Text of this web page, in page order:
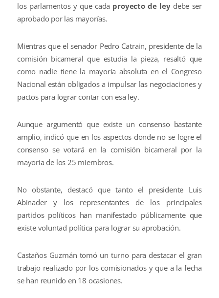
los parlamentos y que cada proyecto de leydebe ser
aprobado por las mayorías.
Mientras que el senador Pedro Catrain, presidente de la
comisión bicameral que estudia la pieza, resaltó que
como nadie tiene la mayoría absoluta en el Congreso
Nacional están obligados a impulsar las negociaciones y
pactos para lograr contar con esa ley.
Aunque argumentó que existe un consenso bastante
amplio, indicó que en los aspectos donde no se logre el
consenso se votará en la comisión bicameral por la
mayoría de los 25 miembros.
No obstante, destacó que tanto el presidente Luis
Abinader y los representantes de los principales
partidos políticos han manifestado públicamente que
existe voluntad política para lograr su aprobación.
Castaños Guzmán tomó un turno para destacar el gran
trabajo realizado por los comisionados y que a la fecha
se han reunido en 18 ocasiones.